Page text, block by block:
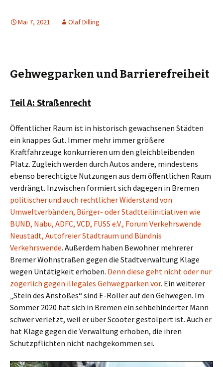
Mai 7, 2021 Olaf Dilling
Gehwegparken und Barrierefreiheit
Teil A: Straßenrecht
Öffentlicher Raum ist in historisch gewachsenen Städten
ein knappes Gut. Immer mehr immer größere
Kraftfahrzeuge konkurrieren um den gleichbleibenden
Platz. Zugleich werden durch Autos andere, mindestens
ebenso berechtigte Nutzungen aus dem öffentlichen Raum
verdrängt. Inzwischen formiert sich dagegen in Bremen
politischer und auch rechtlicher Widerstand von
Umweltverbänden, Bürger- oder Stadtteilinitiativen wie
BUND, Nabu, ADFC, VCD, FUSS e.V., Forum Verkehrswende
Neustadt, Autofreier Stadtraum und Bündnis
Verkehrswende. Außerdem haben Bewohner mehrerer
Bremer Wohnstraßen gegen die Stadtverwaltung Klage
wegen Untätigkeit erhoben. Denn diese geht nicht oder nur
zögerlich gegen illegales Gehwegparken vor. Ein weiterer
„Stein des Anstoßes“ sind E-Roller auf den Gehwegen. Im
Sommer 2020 hat sich in Bremen ein sehbehinderter Mann
schwer verletzt, weil er über Scooter gestolpert ist. Auch er
hat Klage gegen die Verwaltung erhoben, die ihren
Schutzpflichten nicht nachgekommen sei.